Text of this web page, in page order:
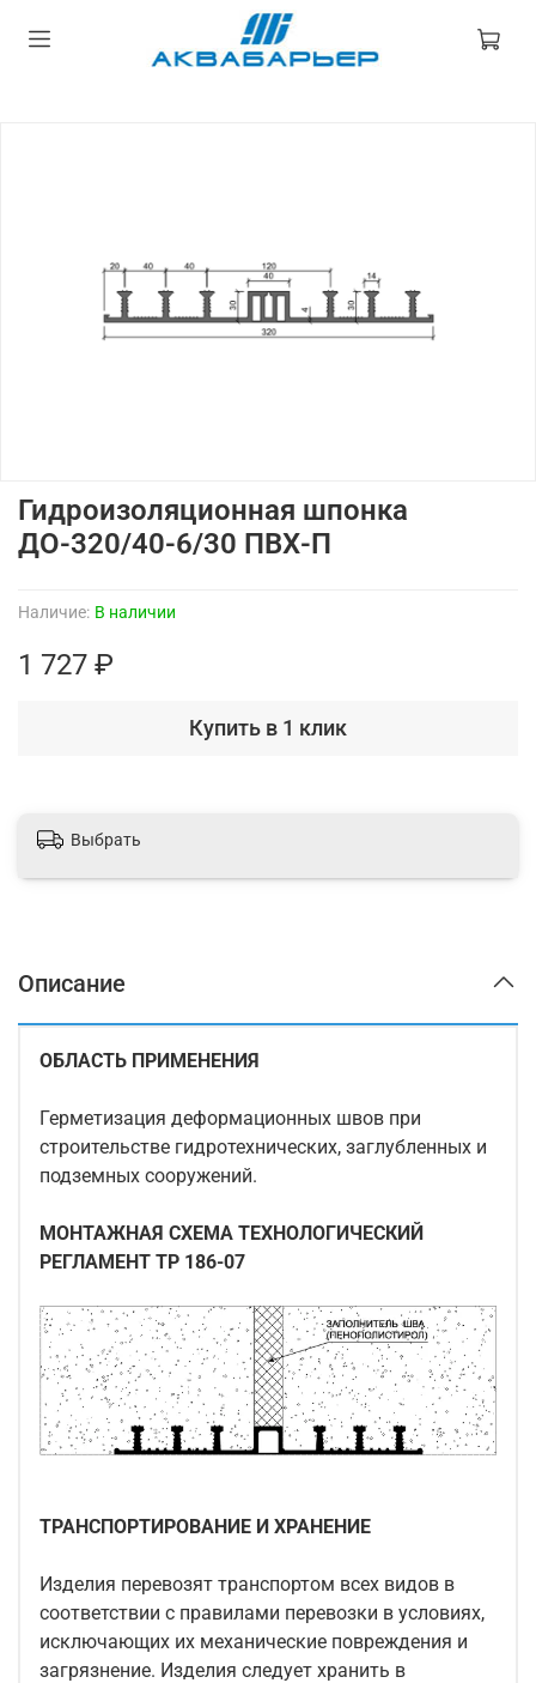
Наличие: В наличии
Гидроизоляционная шпонка
ДО-320/40-6/30 ПВХ-П
1 727 ₽
Купить в 1 клик
Выбрать
Описание
ОБЛАСТЬ ПРИМЕНЕНИЯ
Герметизация деформационных швов при
строительстве гидротехнических, заглубленных и
подземных сооружений.
МОНТАЖНАЯ СХЕМА ТЕХНОЛОГИЧЕСКИЙ
РЕГЛАМЕНТ ТР 186-07
ТРАНСПОРТИРОВАНИЕ И ХРАНЕНИЕ
Изделия перевозят транспортом всех видов в
соответствии с правилами перевозки в условиях,
исключающих их механические повреждения и
загрязнение. Изделия следует хранить в